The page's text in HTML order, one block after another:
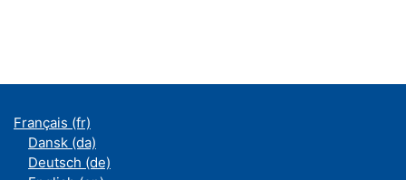
Français ‎(fr)‎
Dansk ‎(da)‎
Deutsch ‎(de)‎